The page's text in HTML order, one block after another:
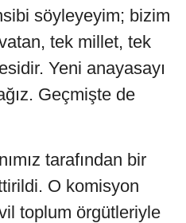
söyleyeyim; bizim
tek millet, tek
Yeni anayasayı
Geçmişte de
tarafından bir
O komisyon
toplum örgütleriyle